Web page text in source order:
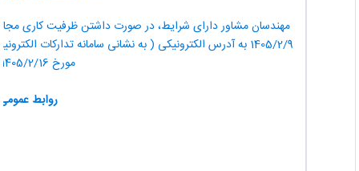
مورخ 1405/2/16 از طریق سامانه مذکور ارسال گردد.
روابط